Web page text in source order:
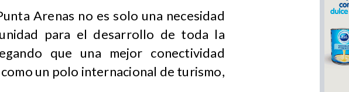
Arenas no es solo una necesidad
para el desarrollo de toda la
que una mejor conectividad
un polo internacional de turismo,